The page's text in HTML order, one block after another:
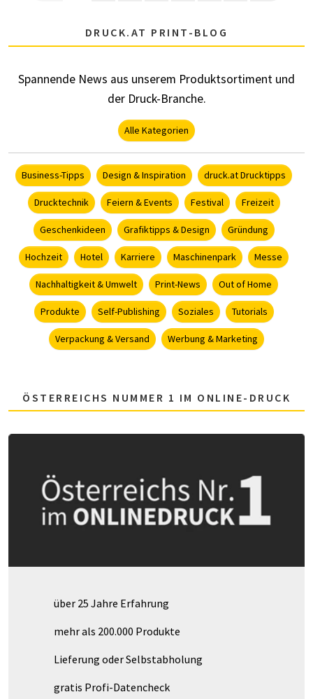
DRUCK.AT PRINT-BLOG
Spannende News aus unserem Produktsortiment und
der Druck-Branche.
Alle Kategorien
Business-Tipps Design & Inspiration druck.at Drucktipps
Drucktechnik Feiern & Events Festival Freizeit
Geschenkideen Grafiktipps & Design Gründung
Hochzeit Hotel Karriere Maschinenpark Messe
Nachhaltigkeit & Umwelt Print-News Out of Home
Produkte Self-Publishing Soziales Tutorials
Verpackung & Versand Werbung & Marketing
ÖSTERREICHS NUMMER 1 IM ONLINE-DRUCK
über 25 Jahre Erfahrung
mehr als 200.000 Produkte
Lieferung oder Selbstabholung
gratis Profi-Datencheck